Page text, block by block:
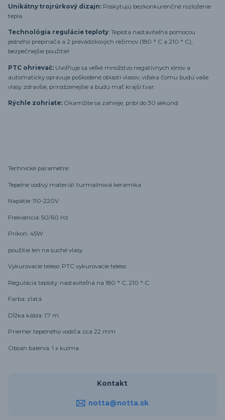
Unikátny trojrúrkový dizajn: Poskytujú bezkonkurenčné rozloženie
tepla.
Technológia regulácie teploty: Teplota nastaviteľná pomocou
jedného prepínača a 2 prevádzkových režimov (180 ° C a 210 ° C),
bezpečnejšie použitie!
PTC ohrievač: Uvoľňuje sa veľké množstvo negatívnych iónov a
automaticky opravuje poškodené oblasti vlasov, vďaka čomu budú vaše
vlasy zdravšie, prirodzenejšie a budú mať krajší tvar.
Rýchle zohriate: Okamžite sa zahreje, pribl do 30 sekúnd.
Technické parametre:
Tepelne vodivý materiál: turmalínová keramika
Napätie: 110-220V
Frekvencia: 50/60 Hz
Príkon: 45W
použitie len na suché vlasy
Vykurovacie teleso: PTC vykurovacie teleso
Regulácia teploty: nastaviteľná na 180 ° C, 210 ° C
Farba: zlatá
Dĺžka kábla: 1,7 m
Priemer tepelného vodiča: cca 22 mm
Obsah balenia: 1 x kulma
Kontakt
notta@notta.sk